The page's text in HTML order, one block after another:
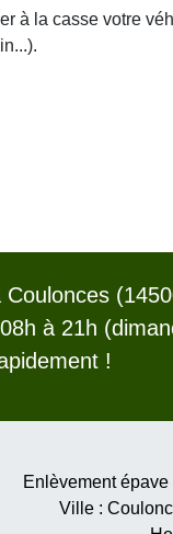
à la casse votre
à 21h
!
Enlèvement
Ville :